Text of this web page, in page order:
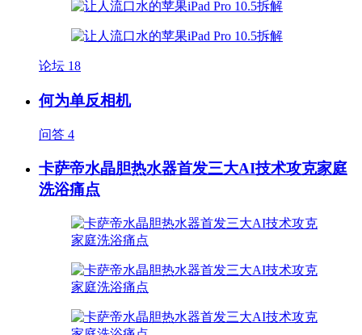
论坛 18
何为单反相机
问答 4
卡萨帝水晶胆热水器首发三大AI技术攻克家庭
洗浴痛点